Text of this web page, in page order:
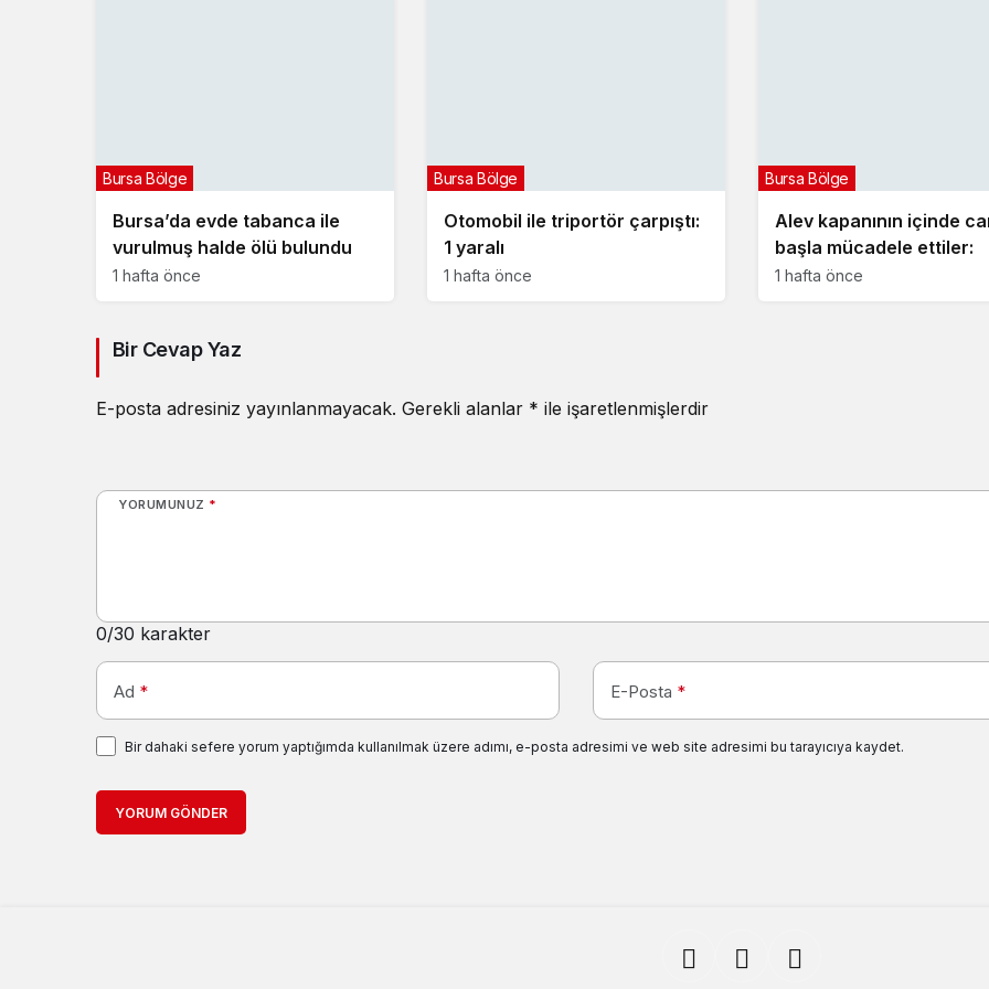
Bursa’da evde tabanca ile
vurulmuş halde ölü bulundu
Bursa Bölge
1 hafta önce
Otomobil ile triportör çarpıştı:
1 yaralı
Bursa Bölge
1 hafta önce
Alev kapanının içinde
başla mücadele ettiler:
Bursa Bölge
1 hafta önce
Bir Cevap Yaz
E-posta adresiniz yayınlanmayacak. Gerekli alanlar * ile işaretlenmişlerdir
YORUMUNUZ *
0/30 karakter
Ad * E-Posta *
Bir dahaki sefere yorum yaptığımda kullanılmak üzere adımı, e-posta adresimi ve web site adresimi bu tarayıcıya kaydet.
YORUM GÖNDER